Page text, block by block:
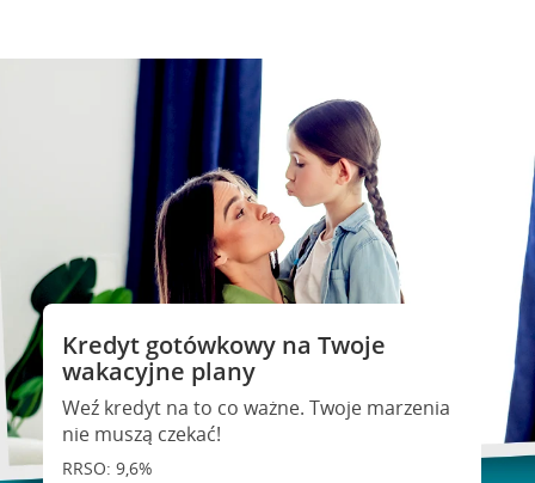
Kredyt gotówkowy na Twoje
wakacyjne plany
Weź kredyt na to co ważne. Twoje marzenia
nie muszą czekać!
RRSO: 9,6%